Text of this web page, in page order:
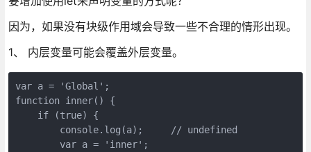
因为，如果没有块级作用域会导致一些不合理的情形出现。
1、 内层变量可能会覆盖外层变量。
var a = 'Global';
function inner() {
    if (true) {
        console.log(a);     // undefined
        var a = 'inner';